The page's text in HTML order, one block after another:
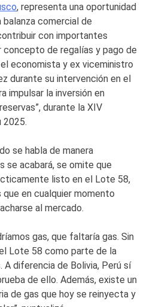
, representa una oportunidad
comercial de
con importantes
de regalías y pago de
economista y ex viceministro
durante su intervención en el
impulsar la inversión en
durante la XIV
2025.
se habla de manera
se acabará, se omite que
listo en el Lote 58,
en cualquier momento
al mercado.
gas, que faltaría gas. Sin
Lote 58 como parte de la
A diferencia de Bolivia, Perú sí
de ello. Además, existe un
de gas que hoy se reinyecta y